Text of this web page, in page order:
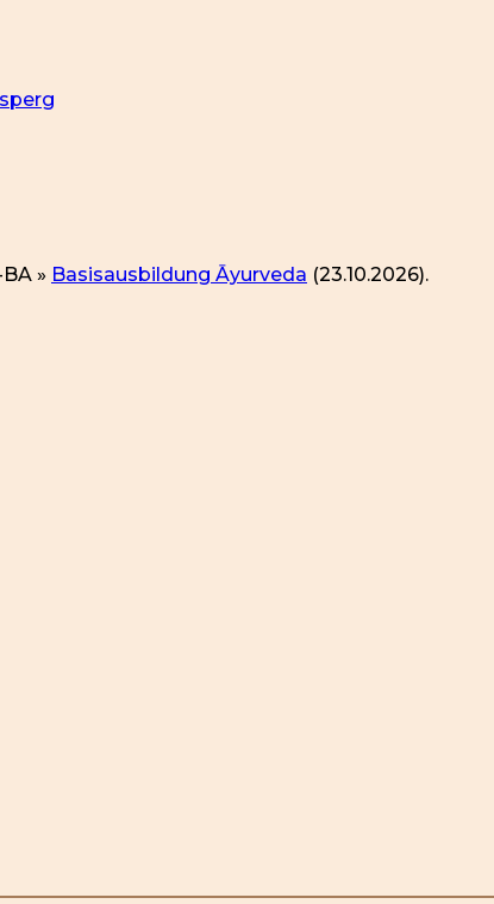
» Basisausbildung Āyurveda (23.10.2026).